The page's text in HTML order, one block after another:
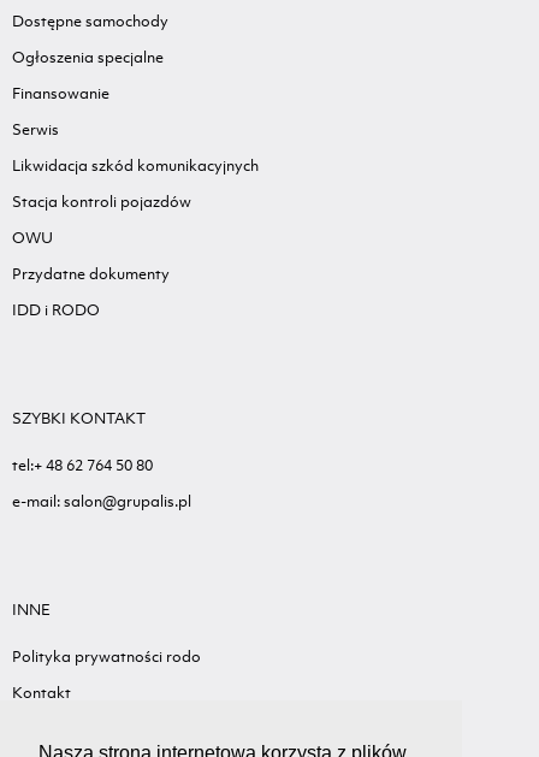
Dostępne samochody
Ogłoszenia specjalne
Finansowanie
Serwis
Likwidacja szkód komunikacyjnych
Stacja kontroli pojazdów
OWU
Przydatne dokumenty
IDD i RODO
SZYBKI KONTAKT
tel:+ 48 62 764 50 80
e-mail: salon@grupalis.pl
INNE
Polityka prywatności rodo
Kontakt